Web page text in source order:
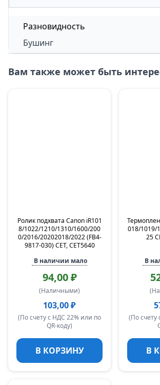
Разновидность
Бушинг
Вам также может быть
Ролик подхвата Canon iR101
8/1022/1210/1310/1600/200
0/2016/20202018/2022 (FB4-
9817-030) CET, CET5640
В наличии мало
94,00 ₽
(Наличными)
103,00 ₽
(По счету с НДС 22% или по
QR-коду)
В КОРЗИНУ
018/1019/
25
В
(По счету
В